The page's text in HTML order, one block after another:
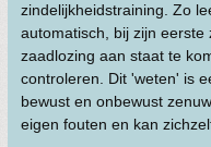
zindelijkheidstraining. Zo
automatisch, bij zijn
zaadlozing aan staat te
controleren. Dit 'weten' is
bewust en onbewust
eigen fouten en kan